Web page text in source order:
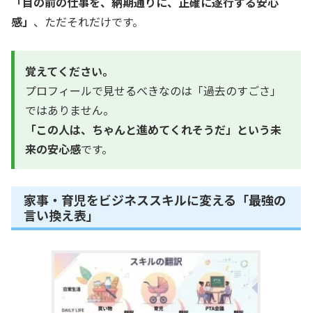
感」 、ただそれだけです。
覚えてください。
プロフィールで見せるべきなのは「過去のすごさ」
ではありません。
「この人は、ちゃんと進めてくれそうだ」という未
来の安心感です。
家事・育児をビジネススキルに変える「最強の
言い換え表」